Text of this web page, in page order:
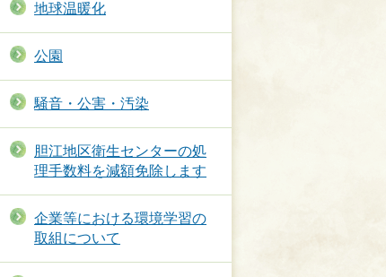
地球温暖化
公園
騒音・公害・汚染
胆江地区衛生センターの処
理手数料を減額免除します
企業等における環境学習の
取組について